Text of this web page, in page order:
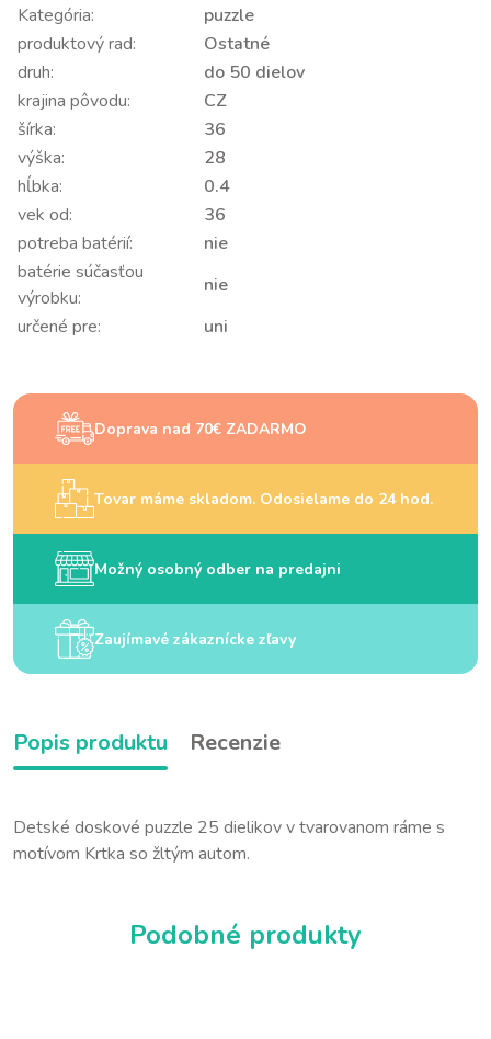
Kategória:
puzzle
produktový rad:
Ostatné
druh:
do 50 dielov
krajina pôvodu:
CZ
šírka:
36
výška:
28
hĺbka:
0.4
vek od:
36
potreba batérií:
nie
batérie súčasťou
výrobku:
nie
určené pre:
uni
Doprava nad 70€ ZADARMO
Tovar máme skladom. Odosielame do 24 hod.
Možný osobný odber na predajni
Zaujímavé zákaznícke zľavy
Popis produktu Recenzie
Detské doskové puzzle 25 dielikov v tvarovanom ráme s
motívom Krtka so žltým autom.
Podobné produkty